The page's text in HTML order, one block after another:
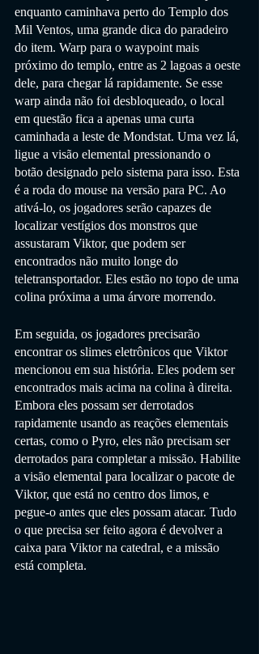
enquanto caminhava perto do Templo dos
Mil Ventos, uma grande dica do paradeiro
do item. Warp para o waypoint mais
próximo do templo, entre as 2 lagoas a oeste
dele, para chegar lá rapidamente. Se esse
warp ainda não foi desbloqueado, o local
em questão fica a apenas uma curta
caminhada a leste de Mondstat. Uma vez lá,
ligue a visão elemental pressionando o
botão designado pelo sistema para isso. Esta
é a roda do mouse na versão para PC. Ao
ativá-lo, os jogadores serão capazes de
localizar vestígios dos monstros que
assustaram Viktor, que podem ser
encontrados não muito longe do
teletransportador. Eles estão no topo de uma
colina próxima a uma árvore morrendo.
Em seguida, os jogadores precisarão
encontrar os slimes eletrônicos que Viktor
mencionou em sua história. Eles podem ser
encontrados mais acima na colina à direita.
Embora eles possam ser derrotados
rapidamente usando as reações elementais
certas, como o Pyro, eles não precisam ser
derrotados para completar a missão. Habilite
a visão elemental para localizar o pacote de
Viktor, que está no centro dos limos, e
pegue-o antes que eles possam atacar. Tudo
o que precisa ser feito agora é devolver a
caixa para Viktor na catedral, e a missão
está completa.